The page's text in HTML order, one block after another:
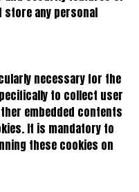
store any personal
necessary for the
to collect user
embedded contents
It is mandatory to
these cookies on